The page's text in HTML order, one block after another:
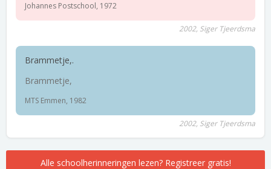
Johannes Postschool, 1972
2002, Siger Tjeerdsma
Brammetje,.
Brammetje,
MTS Emmen, 1982
2002, Siger Tjeerdsma
Alle schoolherinneringen lezen? Registreer gratis!